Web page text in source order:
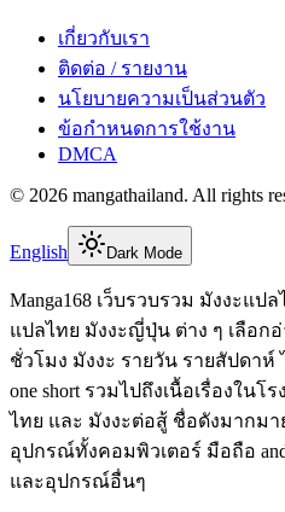
เกี่ยวกับเรา
ติดต่อ / รายงาน
นโยบายความเป็นส่วนตัว
ข้อกำหนดการใช้งาน
DMCA
© 2026 mangathailand. All rights
English Dark Mode
Manga168 เว็บรวบรวม มังงะแ
แปลไทย มังงะญี่ปุ่น ต่าง ๆ เลือก
ชั่วโมง มังงะ รายวัน รายสัปดา
one short รวมไปถึงเนื้อเรื่องในโ
ไทย และ มังงะต่อสู้ ชื่อดังมากมา
อุปกรณ์ทั้งคอมพิวเตอร์ มือถือ
และอุปกรณ์อื่นๆ